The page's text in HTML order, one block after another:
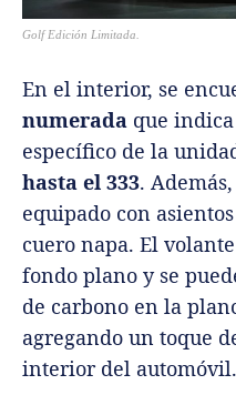
Golf Edición Limitada.
En el interior, se
numerada que
específico de la
hasta el 333.
equipado con
cuero napa. El
fondo plano y se
de carbono en la
agregando un toque
interior del automóvil.